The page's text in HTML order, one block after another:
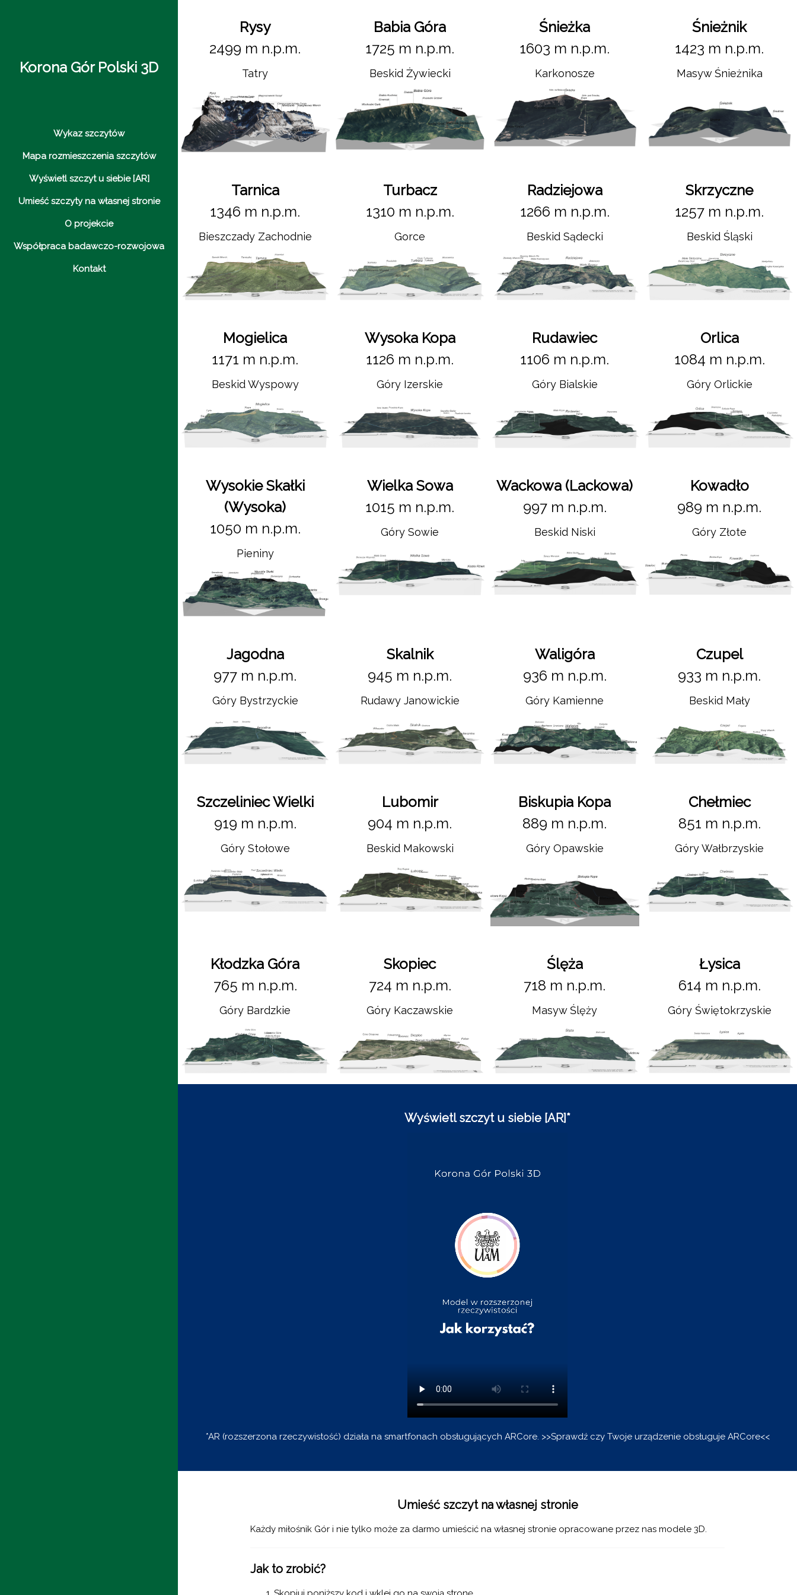
Korona Gór Polski 3D
Wykaz szczytów
Mapa rozmieszczenia szczytów
Wyświetl szczyt u siebie [AR]
Umieść szczyty na własnej stronie
O projekcie
Współpraca badawczo-rozwojowa
Kontakt
Rysy
2499 m n.p.m.
Tatry
Babia Góra
1725 m n.p.m.
Beskid Żywiecki
Śnieżka
1603 m n.p.m.
Karkonosze
Śnieżnik
1423 m n.p.m.
Masyw Śnieżnika
Tarnica
1346 m n.p.m.
Bieszczady Zachodnie
Turbacz
1310 m n.p.m.
Gorce
Radziejowa
1266 m n.p.m.
Beskid Sądecki
Skrzyczne
1257 m n.p.m.
Beskid Śląski
Mogielica
1171 m n.p.m.
Beskid Wyspowy
Wysoka Kopa
1126 m n.p.m.
Góry Izerskie
Rudawiec
1106 m n.p.m.
Góry Bialskie
Orlica
1084 m n.p.m.
Góry Orlickie
Wysokie Skałki
(Wysoka)
1050 m n.p.m.
Pieniny
Wielka Sowa
1015 m n.p.m.
Góry Sowie
Wackowa (Lackowa)
997 m n.p.m.
Beskid Niski
Kowadło
989 m n.p.m.
Góry Złote
Jagodna
977 m n.p.m.
Góry Bystrzyckie
Skalnik
945 m n.p.m.
Rudawy Janowickie
Waligóra
936 m n.p.m.
Góry Kamienne
Czupel
933 m n.p.m.
Beskid Mały
Szczeliniec Wielki
919 m n.p.m.
Góry Stołowe
Lubomir
904 m n.p.m.
Beskid Makowski
Biskupia Kopa
889 m n.p.m.
Góry Opawskie
Chełmiec
851 m n.p.m.
Góry Wałbrzyskie
Kłodzka Góra
765 m n.p.m.
Góry Bardzkie
Skopiec
724 m n.p.m.
Góry Kaczawskie
Ślęża
718 m n.p.m.
Masyw Ślęży
Łysica
614 m n.p.m.
Góry Świętokrzyskie
Wyświetl szczyt u siebie [AR]*
*AR (rozszerzona rzeczywistość) działa na smartfonach obsługujących ARCore. >>Sprawdź czy Twoje urządzenie obsługuje ARCore<<
Umieść szczyt na własnej stronie
Każdy miłośnik Gór i nie tylko może za darmo umieścić na własnej stronie opracowane przez nas modele 3D.
Jak to zrobić?